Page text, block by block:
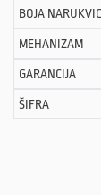
BOJA
MEHANIZAM
GARANCIJA
ŠIFRA